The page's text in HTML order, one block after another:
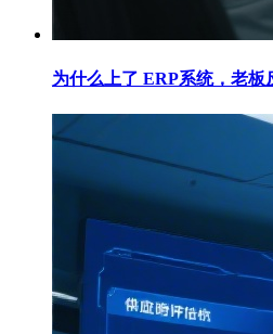
为什么上了 ERP系统，老板